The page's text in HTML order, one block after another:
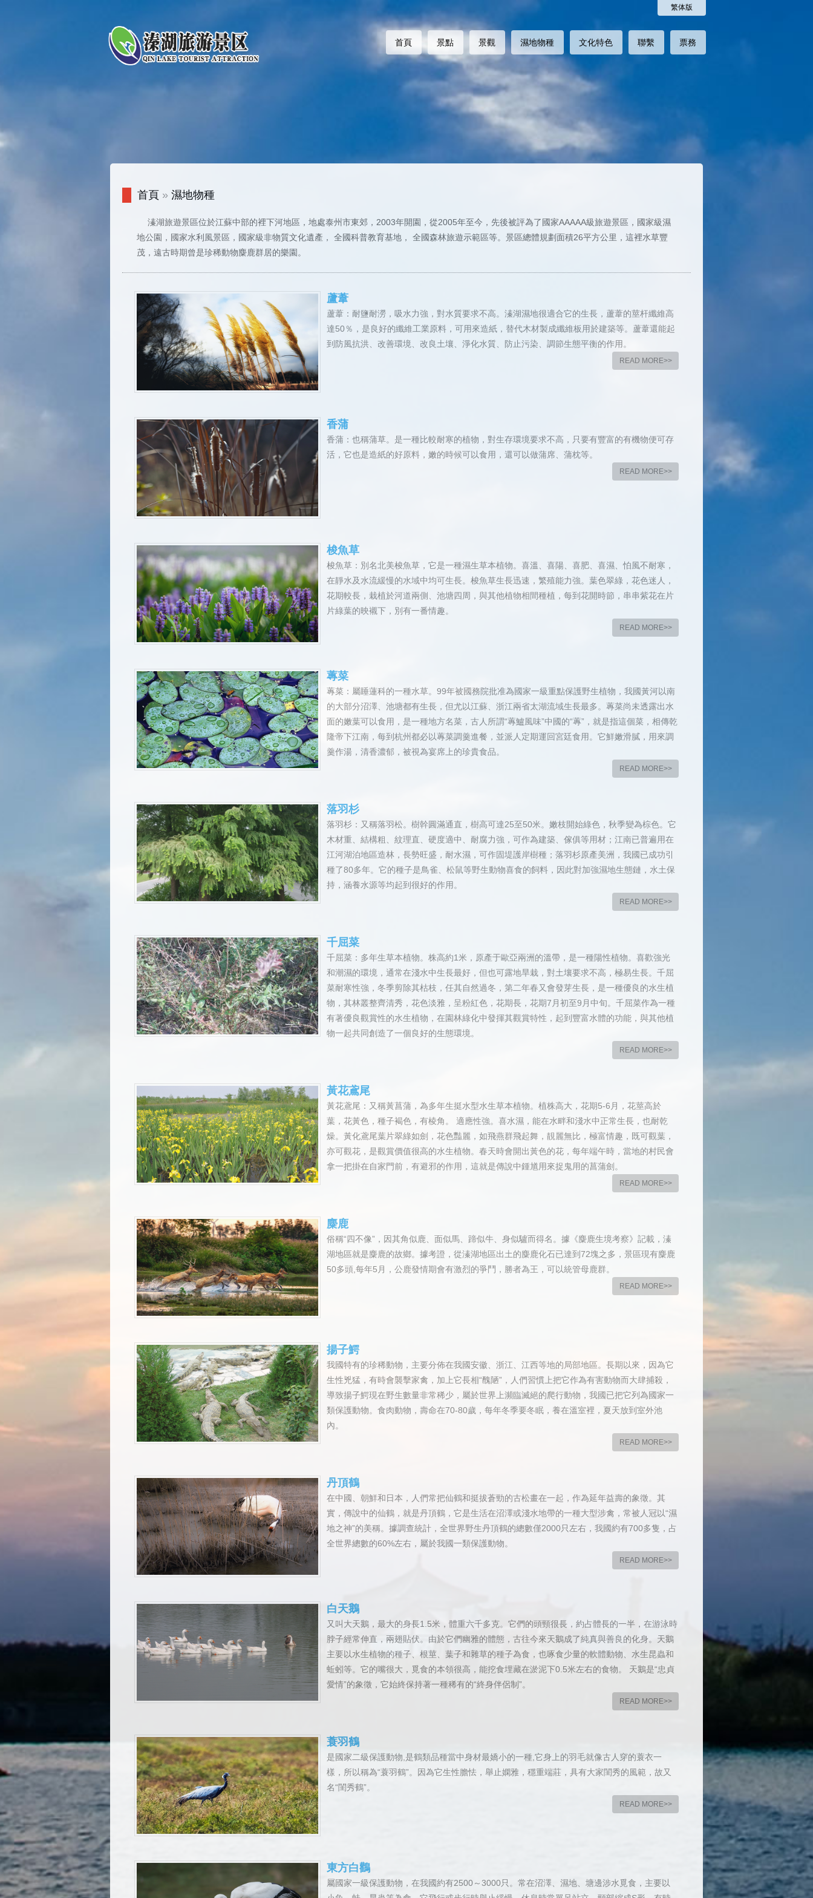
繁体版
首頁 景點 景觀 濕地物種 文化特色 聯繫 票務
首頁 » 濕地物種
溱湖旅遊景區位於江蘇中部的裡下河地區，地處泰州市東郊，2003年開園，從2005年至今，先後被評為了國家AAAAA級旅遊景區，國家級濕
地公園，國家水利風景區，國家級非物質文化遺產， 全國科普教育基地， 全國森林旅遊示範區等。景區總體規劃面積26平方公里，這裡水草豐
茂，遠古時期曾是珍稀動物麋鹿群居的樂園。
蘆葦
蘆葦：耐鹽耐澇，吸水力強，對水質要求不高。溱湖濕地很適合它的生長，蘆葦的莖杆纖維高
達50％，是良好的纖維工業原料，可用來造紙，替代木材製成纖維板用於建築等。蘆葦還能起
到防風抗洪、改善環境、改良土壤、淨化水質、防止污染、調節生態平衡的作用。
READ MORE>>
香蒲
香蒲：也稱蒲草。是一種比較耐寒的植物，對生存環境要求不高，只要有豐富的有機物便可存
活，它也是造紙的好原料，嫩的時候可以食用，還可以做蒲席、蒲枕等。
READ MORE>>
梭魚草
梭魚草：別名北美梭魚草，它是一種濕生草本植物。喜溫、喜陽、喜肥、喜濕、怕風不耐寒，
在靜水及水流緩慢的水域中均可生長。梭魚草生長迅速，繁殖能力強。葉色翠綠，花色迷人，
花期較長，栽植於河道兩側、池塘四周，與其他植物相間種植，每到花開時節，串串紫花在片
片綠葉的映襯下，別有一番情趣。
READ MORE>>
蓴菜
蓴菜：屬睡蓮科的一種水草。99年被國務院批准為國家一級重點保護野生植物，我國黃河以南
的大部分沼澤、池塘都有生長，但尤以江蘇、浙江兩省太湖流域生長最多。蓴菜尚未透露出水
面的嫩葉可以食用，是一種地方名菜，古人所謂“蓴鱸風味”中國的“蓴”，就是指這個菜，相傳乾
隆帝下江南，每到杭州都必以蓴菜調羹進餐，並派人定期運回宮廷食用。它鮮嫩滑膩，用來調
羹作湯，清香濃郁，被視為宴席上的珍貴食品。
READ MORE>>
落羽杉
落羽杉：又稱落羽松。樹幹圓滿通直，樹高可達25至50米。嫩枝開始綠色，秋季變為棕色。它
木材重、結構粗、紋理直、硬度適中、耐腐力強，可作為建築、傢俱等用材；江南已普遍用在
江河湖泊地區造林，長勢旺盛，耐水濕，可作固堤護岸樹種；落羽杉原產美洲，我國已成功引
種了80多年。它的種子是鳥雀、松鼠等野生動物喜食的飼料，因此對加強濕地生態鏈，水土保
持，涵養水源等均起到很好的作用。
READ MORE>>
千屈菜
千屈菜：多年生草本植物。株高約1米，原產于歐亞兩洲的溫帶，是一種陽性植物。喜歡強光
和潮濕的環境，通常在淺水中生長最好，但也可露地旱栽，對土壤要求不高，極易生長。千屈
菜耐寒性強，冬季剪除其枯枝，任其自然過冬，第二年春又會發芽生長，是一種優良的水生植
物，其林叢整齊清秀，花色淡雅，呈粉紅色，花期長，花期7月初至9月中旬。千屈菜作為一種
有著優良觀賞性的水生植物，在園林綠化中發揮其觀賞特性，起到豐富水體的功能，與其他植
物一起共同創造了一個良好的生態環境。
READ MORE>>
黃花鳶尾
黃花鳶尾：又稱黃菖蒲，為多年生挺水型水生草本植物。植株高大，花期5-6月，花莖高於
葉，花黃色，種子褐色，有棱角。 適應性強。喜水濕，能在水畔和淺水中正常生長，也耐乾
燥。黃化鳶尾葉片翠綠如劍，花色豔麗，如飛燕群飛起舞，靚麗無比，極富情趣，既可觀葉，
亦可觀花，是觀賞價值很高的水生植物。春天時會開出黃色的花，每年端午時，當地的村民會
拿一把掛在自家門前，有避邪的作用，這就是傳說中鍾馗用來捉鬼用的菖蒲劍。
READ MORE>>
麋鹿
俗稱“四不像”，因其角似鹿、面似馬、蹄似牛、身似驢而得名。據《麋鹿生境考察》記載，溱
湖地區就是麋鹿的故鄉。據考證，從溱湖地區出土的麋鹿化石已達到72塊之多，景區現有麋鹿
50多頭,每年5月，公鹿發情期會有激烈的爭鬥，勝者為王，可以統管母鹿群。
READ MORE>>
揚子鰐
我國特有的珍稀動物，主要分佈在我國安徽、浙江、江西等地的局部地區。長期以來，因為它
生性兇猛，有時會襲擊家禽，加上它長相“醜陋”，人們習慣上把它作為有害動物而大肆捕殺，
導致揚子鰐現在野生數量非常稀少，屬於世界上瀕臨滅絕的爬行動物，我國已把它列為國家一
類保護動物。食肉動物，壽命在70-80歲，每年冬季要冬眠，養在溫室裡，夏天放到室外池
內。
READ MORE>>
丹頂鶴
在中國、朝鮮和日本，人們常把仙鶴和挺拔蒼勁的古松畫在一起，作為延年益壽的象徵。其
實，傳說中的仙鶴，就是丹頂鶴，它是生活在沼澤或淺水地帶的一種大型涉禽，常被人冠以“濕
地之神”的美稱。據調查統計，全世界野生丹頂鶴的總數僅2000只左右，我國約有700多隻，占
全世界總數的60%左右，屬於我國一類保護動物。
READ MORE>>
白天鵝
又叫大天鵝，最大的身長1.5米，體重六千多克。它們的頭頸很長，約占體長的一半，在游泳時
脖子經常伸直，兩翅貼伏。由於它們幽雅的體態，古往今來天鵝成了純真與善良的化身。天鵝
主要以水生植物的種子、根莖、葉子和雜草的種子為食，也啄食少量的軟體動物、水生昆蟲和
蚯蚓等。它的嘴很大，覓食的本領很高，能挖食埋藏在淤泥下0.5米左右的食物。 天鵝是“忠貞
愛情”的象徵，它始終保持著一種稀有的“終身伴侶制”。
READ MORE>>
蓑羽鶴
是國家二級保護動物,是鶴類品種當中身材最嬌小的一種,它身上的羽毛就像古人穿的蓑衣一
樣，所以稱為“蓑羽鶴”。因為它生性膽怯，舉止嫻雅，穩重端莊，具有大家閨秀的風範，故又
名“閨秀鶴”。
READ MORE>>
東方白鸛
屬國家一級保護動物，在我國約有2500～3000只。常在沼澤、濕地、塘邊涉水覓食，主要以